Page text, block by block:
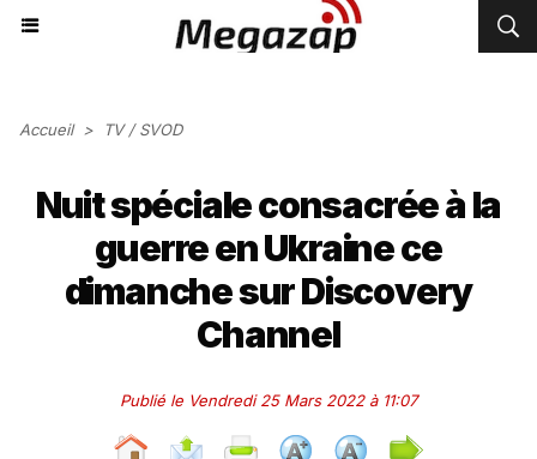
Accueil > TV / SVOD
Nuit spéciale consacrée à la
guerre en Ukraine ce
dimanche sur Discovery
Channel
Publié le Vendredi 25 Mars 2022 à 11:07